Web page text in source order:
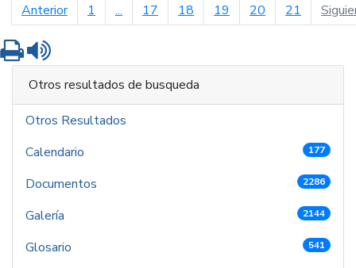
Anteriorpágina anterior
1 ... 17 18 19 20 21
Imprimir
Otros resultados de busqueda
Otros Resultados
Calendario
177
Documentos 2286
Galería 2144
Glosario 541